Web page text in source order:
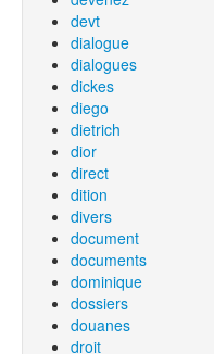
devt
dialogue
dialogues
dickes
diego
dietrich
dior
direct
dition
divers
document
documents
dominique
dossiers
douanes
droit